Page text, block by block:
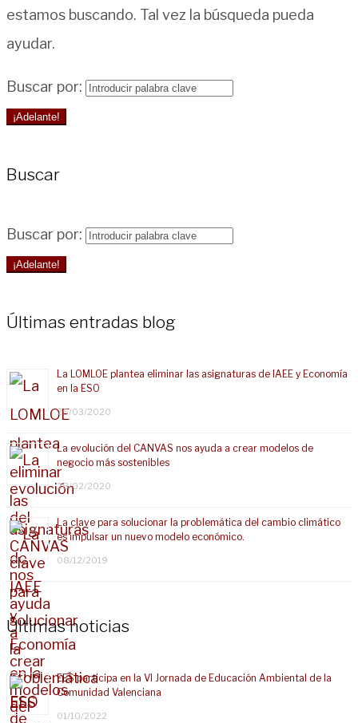
estamos buscando. Tal vez la búsqueda pueda
ayudar.
Buscar por:
¡Adelante!
Buscar
Buscar por:
¡Adelante!
Últimas entradas blog
La LOMLOE plantea eliminar las asignaturas de IAEE y Economía
en la ESO
25/03/2020
La evolución del CANVAS nos ayuda a crear modelos de
negocio más sostenibles
28/02/2020
La clave para solucionar la problemática del cambio climático
es impulsar un nuevo modelo económico.
08/12/2019
Últimas noticias
EES participa en la VI Jornada de Educación Ambiental de la
Comunidad Valenciana
01/10/2022